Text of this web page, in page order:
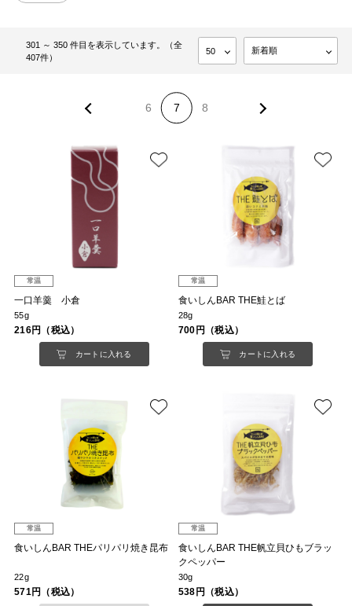
301 ～ 350 件目を表示しています。（全
407件）
6 7 8
常温
一口羊羹 小倉
55g
216円（税込）
カートに入れる
常温
食いしんBAR THE鮭とば
28g
700円（税込）
カートに入れる
常温
食いしんBAR THEパリパリ焼き昆布
22g
571円（税込）
常温
食いしんBAR THE帆立貝ひもブラッ
クペッパー
30g
538円（税込）